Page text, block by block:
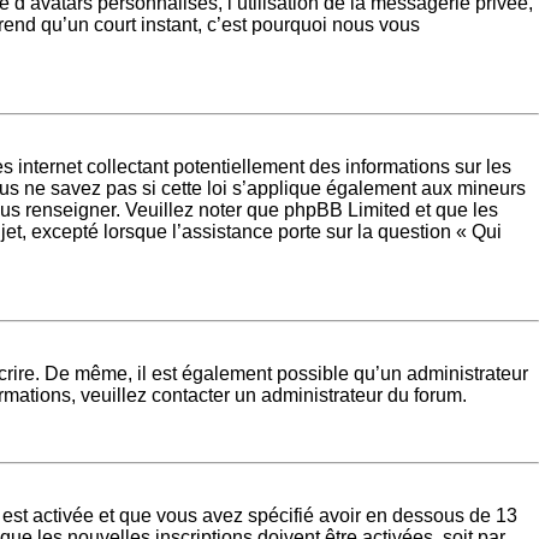
qu’un court instant, c’est pourquoi nous vous
internet collectant potentiellement des informations sur les
ne savez pas si cette loi s’applique également aux mineurs
renseigner. Veuillez noter que phpBB Limited et que les
excepté lorsque l’assistance porte sur la question « Qui
De même, il est également possible qu’un administrateur
veuillez contacter un administrateur du forum.
activée et que vous avez spécifié avoir en dessous de 13